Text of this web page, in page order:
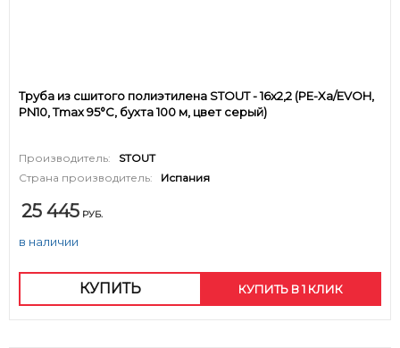
Труба из сшитого полиэтилена STOUT - 16x2,2 (PE-Xa/EVOH,
PN10, Tmax 95°C, бухта 100 м, цвет серый)
Производитель:
STOUT
Страна производитель:
Испания
25 445 РУБ.
в наличии
КУПИТЬ КУПИТЬ В 1 КЛИК